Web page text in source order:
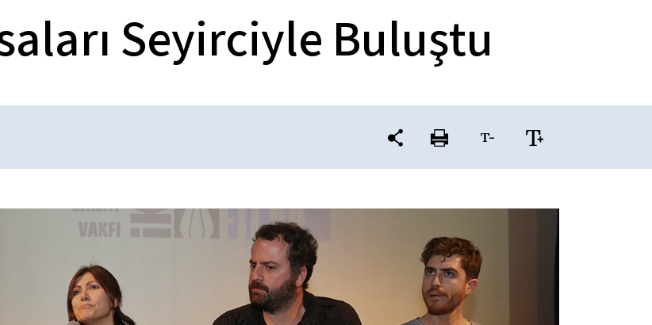
Seyirciyle Buluştu